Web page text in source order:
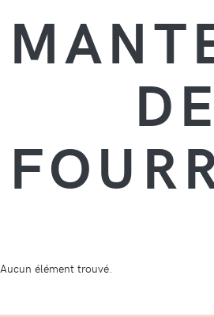
DE
Aucun élément trouvé.